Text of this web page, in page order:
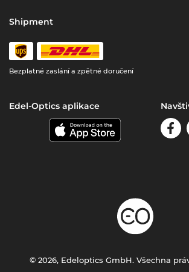
Shipment
Bezplatné zaslání a zpětné doručení
Edel-Optics aplikace
© 2026, Edeloptics GmbH. Všechna